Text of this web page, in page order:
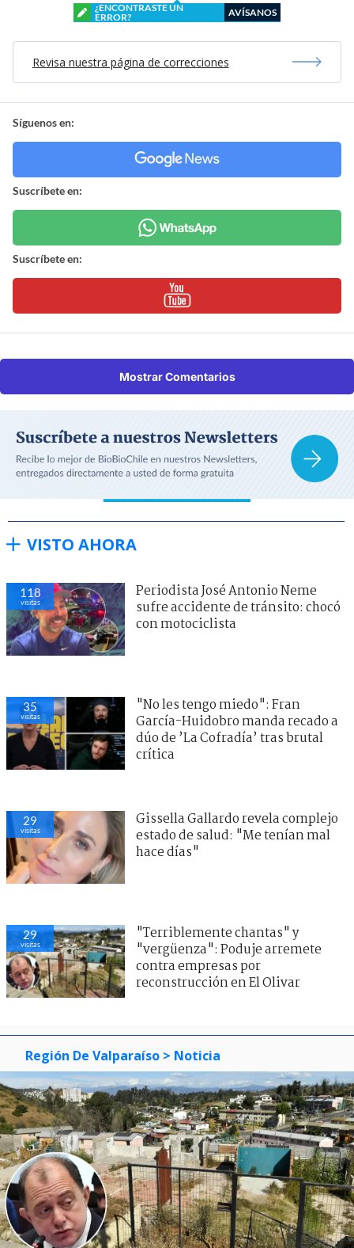
¿ENCONTRASTE UN
ERROR?
AVÍSANOS
Revisa nuestra página de correcciones
Síguenos en:
Suscríbete en:
Suscríbete en:
Mostrar Comentarios
VISTO AHORA
118
visitas
Periodista José Antonio Neme
sufre accidente de tránsito: chocó
con motociclista
35
visitas
"No les tengo miedo": Fran
García-Huidobro manda recado a
dúo de ’La Cofradía’ tras brutal
crítica
29
visitas
Gissella Gallardo revela complejo
estado de salud: "Me tenían mal
hace días"
29
visitas
"Terriblemente chantas" y
"vergüenza": Poduje arremete
contra empresas por
reconstrucción en El Olivar
Región De Valparaíso > Noticia